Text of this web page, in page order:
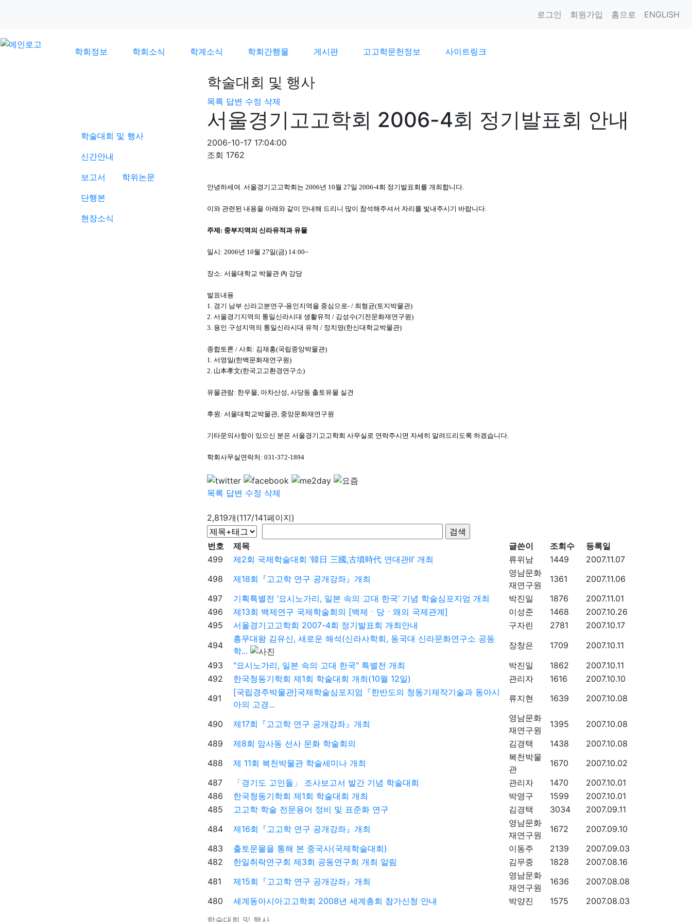
로그인 회원가입 홈으로 ENGLISH
학회정보 학회소식 학계소식 학회간행물 게시판 고고학문헌정보 사이트링크
학술대회 및 행사
신간안내
보고서
학위논문
단행본
현장소식
학술대회 및 행사
목록 답변 수정 삭제
서울경기고고학회 2006-4회 정기발표회 안내
2006-10-17 17:04:00
조회 1762
안녕하세여. 서울경기고고학회는 2006년 10월 27일 2006-4회 정기발표회를 개최합니다.
이와 관련된 내용을 아래와 같이 안내해 드리니 많이 참석해주셔서 자리를 빛내주시기 바랍니다.
주제: 중부지역의 신라유적과 유물
일시: 2006년 10월 27일(금) 14:00~
장소: 서울대학교 박물관 內 강당
발표내용
1. 경기 남부 신라고분연구-용인지역을 중심으로- / 최형균(토지박물관)
2. 서울경기지역의 통일신라시대 생활유적 / 김성수(기전문화재연구원)
3. 용인 구성지역의 통일신라시대 유적 / 정치영(한신대학교박물관)
종합토론 / 사회: 김재홍(국립중앙박물관)
1. 서영일(한백문화재연구원)
2. 山本孝文(한국고고환경연구소)
유물관람: 한우물, 아차산성, 사당동 출토유물 실견
후원: 서울대학교박물관, 중앙문화재연구원
기타문의사항이 있으신 분은 서울경기고고학회 사무실로 연락주시면 자세히 알려드리도록 하겠습니다.
학회사무실연락처: 031-372-1894
목록 답변 수정 삭제
2,819개(117/141페이지)
학술대회 및 행사
번호 제목 글쓴이 조회수
등록일
499
제2회 국제학술대회 ‘韓日 三國,古墳時代 연대관Ⅱ’ 개최 류위남 1449
2007.11.07
498
제18회『고고학 연구 공개강좌』개최
영남문화
재연구원
1361
2007.11.06
497
기획특별전 ‘요시노가리, 일본 속의 고대 한국’ 기념 학술심포지엄 개최 박진일 1876
2007.11.01
496
제13회 백제연구 국제학술회의 [백제ㆍ당ㆍ왜의 국제관계] 이성준 1468
2007.10.26
495
서울경기고고학회 2007-4회 정기발표회 개최안내 구자린 2781
2007.10.17
494
흥무대왕 김유신, 새로운 해석(신라사학회, 동국대 신라문화연구소 공동
학...
장창은 1709
2007.10.11
493
"요시노가리, 일본 속의 고대 한국" 특별전 개최 박진일 1862
2007.10.11
492
한국청동기학회 제1회 학술대회 개최(10월 12일) 관리자 1616
2007.10.10
491
[국립경주박물관]국제학술심포지엄『한반도의 청동기제작기술과 동아시
아의 고경...
류지현 1639 2007.10.08
490 제17회『고고학 연구 공개강좌』개최
영남문화
재연구원
1395
2007.10.08
489
제8회 암사동 선사 문화 학술회의 김경택 1438
2007.10.08
488
제 11회 복천박물관 학술세미나 개최
복천박물
관
1670
2007.10.02
487
「경기도 고인돌」 조사보고서 발간 기념 학술대회 관리자 1470
2007.10.01
486
한국청동기학회 제1회 학술대회 개최 박영구 1599
2007.10.01
485
고고학 학술 전문용어 정비 및 표준화 연구 김경택 3034
2007.09.11
484
제16회『고고학 연구 공개강좌』개최
영남문화
재연구원
1672
2007.09.10
483
출토문물을 통해 본 중국사(국제학술대회) 이동주 2139
2007.09.03
482
한일취락연구회 제3회 공동연구회 개최 알림 김무중 1828
2007.08.16
481
제15회『고고학 연구 공개강좌』개최
영남문화
재연구원
1636
2007.08.08
480
세계동아시아고고학회 2008년 세계총회 참가신청 안내 박양진 1575 2007.08.03